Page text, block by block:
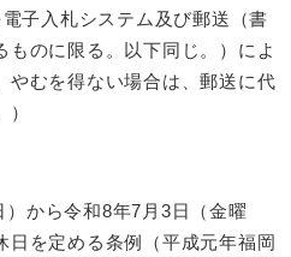
子入札システム及び郵送（書
ものに限る。以下同じ。）によ
やむを得ない場合は、郵送に代
から令和8年7月3日（金曜
日を定める条例（平成元年福岡